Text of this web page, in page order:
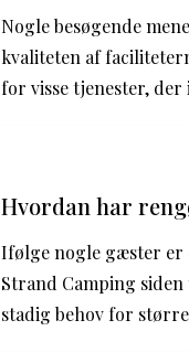
Nogle besøgende
kvaliteten af
for visse tjenester,
Hvordan har
Ifølge nogle gæster er
Strand Camping
stadig behov for